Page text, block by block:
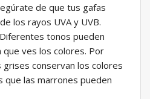
de que tus gafas
los rayos UVA y UVB.
tonos pueden
ves los colores. Por
conservan los colores
que las marrones pueden